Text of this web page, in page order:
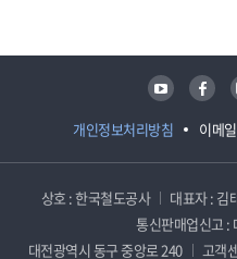
개인정보처리방침 이메
유튜브 페이스북
상호 : 한국철도공사 대표자 : 김
통신판매업신고 :
대전광역시 동구 중앙로 240
고객